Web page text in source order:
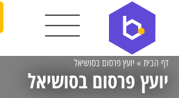
דף הבית » יועץ פרסום בסושיאל
יועץ פרסום בסושיאל